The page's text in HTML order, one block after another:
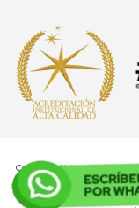
Corporación Universidad de la
abril de 1971 y reconocida
expedida por el MEN.